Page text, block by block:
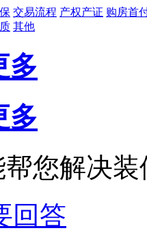
交易流程 产权产证 购房首
其他
多
多
您解决装
回答